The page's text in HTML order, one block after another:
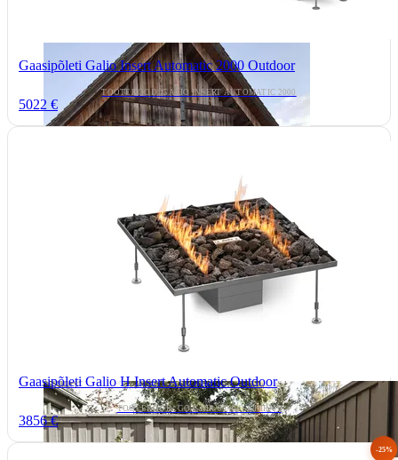
Gaasipõleti Galio Insert Automatic 2000 Outdoor
TOOTEKOOD: GALIO INSERT AUTOMATIC 2000
5022 €
Gaasipõleti Galio H Insert Automatic Outdoor
TOOTEKOOD: GO-GHIR-00/ GO-GHIR-01
3856 €
-25%